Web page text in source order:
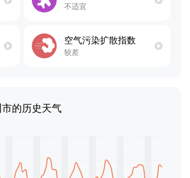
不适宜
空气污染扩散指数
较差
的历史天气